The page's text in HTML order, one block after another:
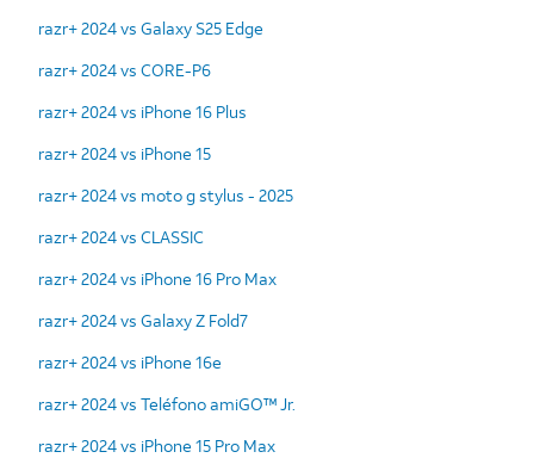
razr+ 2024 vs Galaxy S25 Edge
razr+ 2024 vs CORE-P6
razr+ 2024 vs iPhone 16 Plus
razr+ 2024 vs iPhone 15
razr+ 2024 vs moto g stylus - 2025
razr+ 2024 vs CLASSIC
razr+ 2024 vs iPhone 16 Pro Max
razr+ 2024 vs Galaxy Z Fold7
razr+ 2024 vs iPhone 16e
razr+ 2024 vs Teléfono amiGO™ Jr.
razr+ 2024 vs iPhone 15 Pro Max